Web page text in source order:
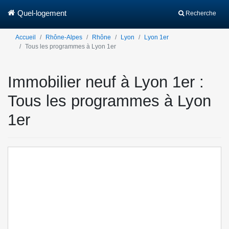
Recherche
Quel-logement
Accueil Rhône-Alpes Rhône Lyon
Lyon 1er
Tous les programmes à Lyon 1er
Immobilier neuf à Lyon 1er :
Tous les programmes à Lyon
1er